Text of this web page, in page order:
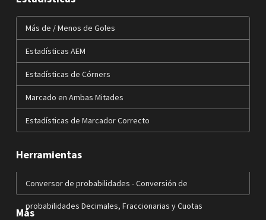
Más de / Menos de Goles
Estadísticas AEM
Estadísticas de Córners
Marcado en Ambas Mitades
Estadísticas de Marcador Correcto
Herramientas
Conversor de probabilidades - Conversión de
probabilidades Decimales, Fraccionarias y Cuotas
Más